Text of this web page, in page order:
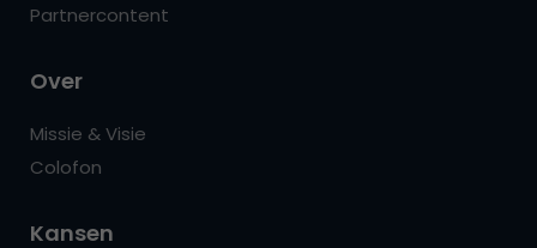
Partnercontent
Over
Missie & Visie
Colofon
Kansen